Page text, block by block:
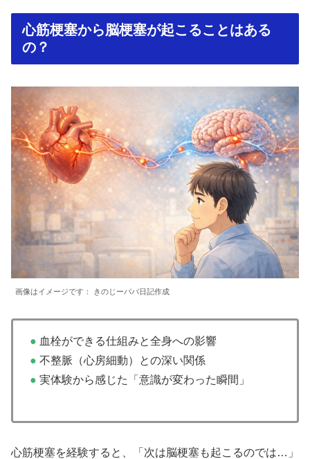
心筋梗塞から脳梗塞が起こることはある
の？
画像はイメージです： きのじーパパ日記作成
● 血栓ができる仕組みと全身への影響
● 不整脈（心房細動）との深い関係
● 実体験から感じた「意識が変わった瞬間」
心筋梗塞を経験すると、「次は脳梗塞も起こるのでは…」